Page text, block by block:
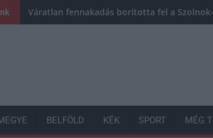
Váratlan fennakadás borította fel a
BELFÖLD KÉK SPORT MÉG